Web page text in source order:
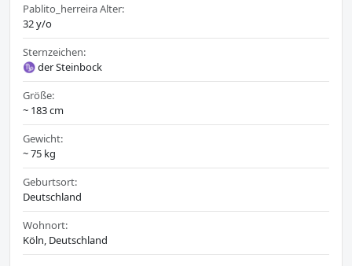
Pablito_herreira Alter:
32 y/o
Sternzeichen:
♑ der Steinbock
Größe:
~ 183 cm
Gewicht:
~ 75 kg
Geburtsort:
Deutschland
Wohnort:
Köln, Deutschland